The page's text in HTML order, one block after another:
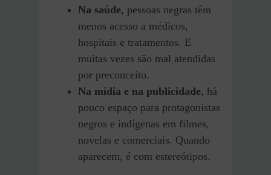
Na saúde, pessoas negras têm
menos acesso a médicos,
hospitais e tratamentos. E
muitas vezes são mal atendidas
por preconceito.
Na mídia e na publicidade, há
pouco espaço para protagonistas
negros e indígenas em filmes,
novelas e comerciais. Quando
aparecem, é com estereótipos.